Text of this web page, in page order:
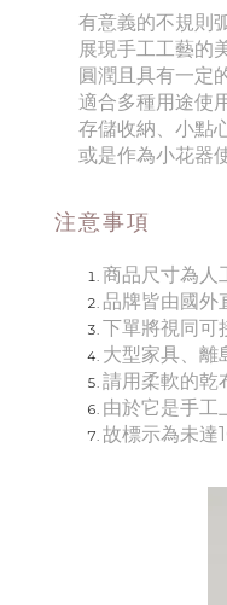
有意義的不規則
展現手工工藝的
圓潤且具有一定
適合多種用途使
存儲收納、小點
或是作為小花器
注意事項
商品尺寸為人
品牌皆由國外
下單將視同可
大型家具、離
請用柔軟的乾
由於它是手工
故標示為未達